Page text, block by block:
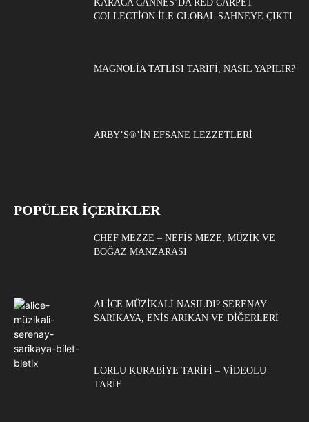
KARACA CANNES’DA RED CARPET
COLLECTION ILE GLOBAL SAHNEYE ÇIKTI
MAGNOLIA TATLISI TARIFI, NASIL YAPILIR?
ARBY’S®’IN EFSANE LEZZETLERI
POPÜLER İÇERİKLER
CHEF MEZZE – NEFIS MEZE, MÜZIK VE
BOĞAZ MANZARASI
ALICE MÜZIKALI NASILDI? SERENAY
SARIKAYA, ENIS ARIKAN VE DIĞERLERI
LORLU KURABIYE TARIFI – VIDEOLU
TARIF